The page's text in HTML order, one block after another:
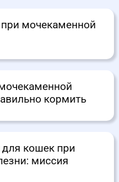
мочекаменной
кормить
кошек при
миссия